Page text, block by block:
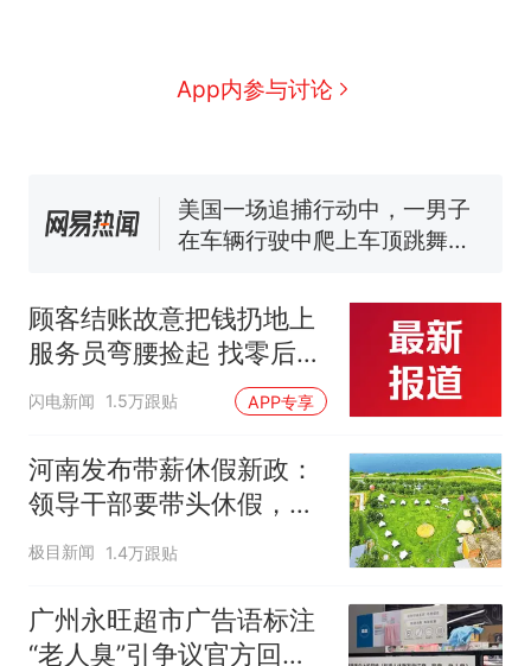
App内参与讨论
争议，此前一天内数万人从摩
洛哥涌入西班牙
新 男子上山采菌偶然发现鸡枞
菌窝，原地守1天等它长大：挖
（新京报）
费大厨“全国小炒肉大王”称
号，仅凭视频评出？中国烹饪
官方通报
惊艳！字都飘起来了 博主在田
间创作“悬浮字” 网友：真·裸眼
3D！ 西班牙飞地休达边境，摩洛
争议，此前一天内数万人从摩
洛哥涌入西班牙
顾客结账故意把钱扔地上
服务员弯腰捡起 找零后照
原样扔回去 老板称：服务
员是我儿子 他没做错 奖
励100元
闪电新闻 1.5万跟贴 APP专享
河南发布带薪休假新政：
领导干部要带头休假，推
动全员应休尽休、休满休
足；鼓励3-7天弹性长
假，构建“周五半天+周末
+年假”短途度假模式
极目新闻 1.4万跟贴
广州永旺超市广告语标注
“老人臭”引争议官方回